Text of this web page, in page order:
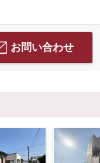
お問い合わせ